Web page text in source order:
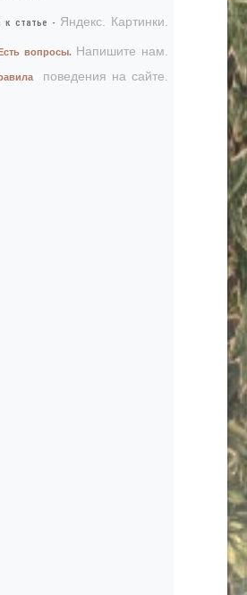
к статье - Яндекс. Картинки.
вопросы. Напишите нам.
поведения на сайте.